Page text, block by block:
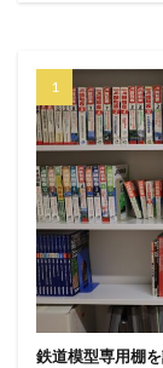
鉄道模型専用棚